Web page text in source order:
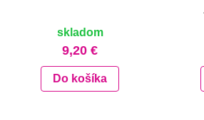
skladom
9,20 €
Do košíka